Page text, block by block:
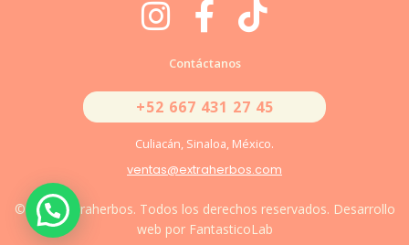
Contáctanos
+52 667 431 27 45
Culiacán, Sinaloa, México.
ventas@extraherbos.com
© 2026 Extraherbos. Todos los derechos reservados. Desarrollo
web por FantasticoLab